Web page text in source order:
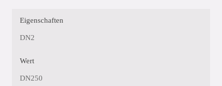
Eigenschaften
DN2
Wert
DN250